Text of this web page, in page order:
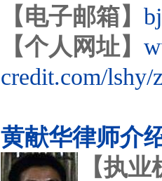
【电子邮箱】
【个人网址】
credit.com/lshy/
黄献华律师介
【执